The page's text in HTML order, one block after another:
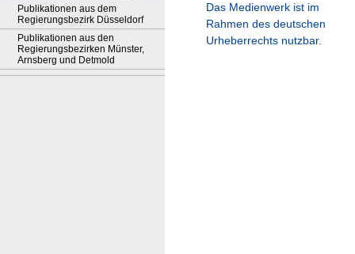
Publikationen aus dem
Regierungsbezirk Düsseldorf
Publikationen aus den
Regierungsbezirken Münster,
Arnsberg und Detmold
Das Medienwerk ist im
Rahmen des deutschen
Urheberrechts nutzbar.